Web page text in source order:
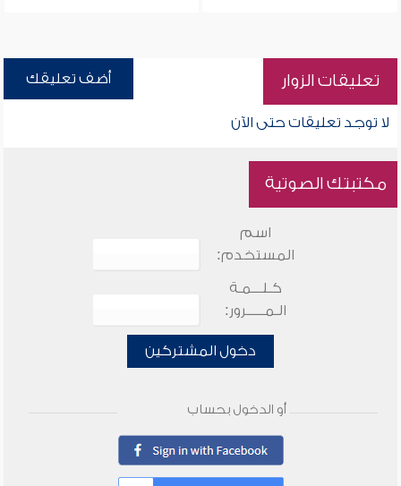
تعليقات الزوار أضف تعليقك
لا توجد تعليقات حتى الآن
مكتبتك الصوتية
اسم
المستخدم:
كـلـــمـة
الـمـــــرور:
دخول المشتركين
أو الدخول بحساب